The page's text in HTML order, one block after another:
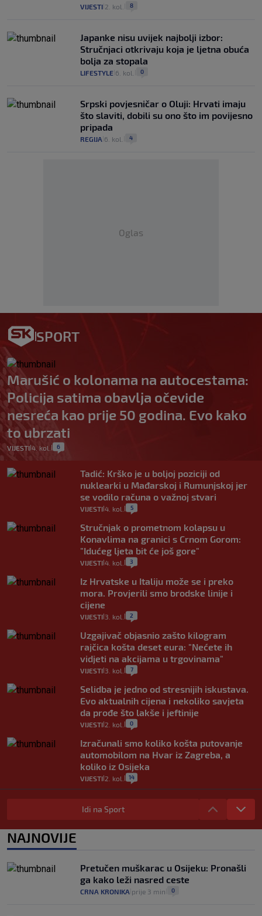
VIJESTI 2. kol. 8
Japanke nisu uvijek najbolji izbor:
Stručnjaci otkrivaju koja je ljetna obuća
bolja za stopala
LIFESTYLE 6. kol. 0
Srpski povjesničar o Oluji: Hrvati imaju
što slaviti, dobili su ono što im povijesno
pripada
REGIJA 6. kol. 4
Oglas
SPORT
Marušić o kolonama na autocestama:
Policija satima obavlja očevide
nesreća kao prije 50 godina. Evo kako
to ubrzati
VIJESTI 4. kol. 6
Tadić: Krško je u boljoj poziciji od
nuklearki u Mađarskoj i Rumunjskoj jer
se vodilo računa o važnoj stvari
VIJESTI 4. kol. 5
Stručnjak o prometnom kolapsu u
Konavlima na granici s Crnom Gorom:
"Idućeg ljeta bit će još gore"
VIJESTI 4. kol. 3
Iz Hrvatske u Italiju može se i preko
mora. Provjerili smo brodske linije i
cijene
VIJESTI 3. kol. 2
Uzgajivač objasnio zašto kilogram
rajčica košta deset eura: "Nećete ih
vidjeti na akcijama u trgovinama"
VIJESTI 3. kol. 7
Selidba je jedno od stresnijih iskustava.
Evo aktualnih cijena i nekoliko savjeta
da prođe što lakše i jeftinije
VIJESTI 2. kol. 0
Izračunali smo koliko košta putovanje
automobilom na Hvar iz Zagreba, a
koliko iz Osijeka
VIJESTI 2. kol. 14
"Kći je otišla na more, a zaboravila
zdravstvenu iskaznicu". Kakva su prava
pacijenata izvan mjesta prebivališta?
1
Plenković na 15 dana ukine mjere: "Ne bi
se dogodilo ništa. Vlada se zaljubila u te
intervencije"
Idi na Sport
NAJNOVIJE
Pretučen muškarac u Osijeku: Pronašli
ga kako leži nasred ceste
CRNA KRONIKA prije 3 min 0